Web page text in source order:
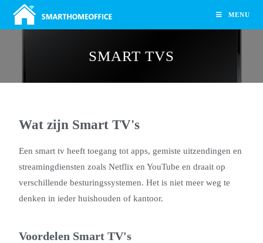
MENU
SMART TVS
Wat zijn Smart TV's
Een smart tv heeft toegang tot apps, gemiste uitzendingen en
streamingdiensten zoals Netflix en YouTube en draait op
verschillende besturingssystemen. Het is niet meer weg te
denken in ieder huishouden of kantoor.
Voordelen Smart TV's